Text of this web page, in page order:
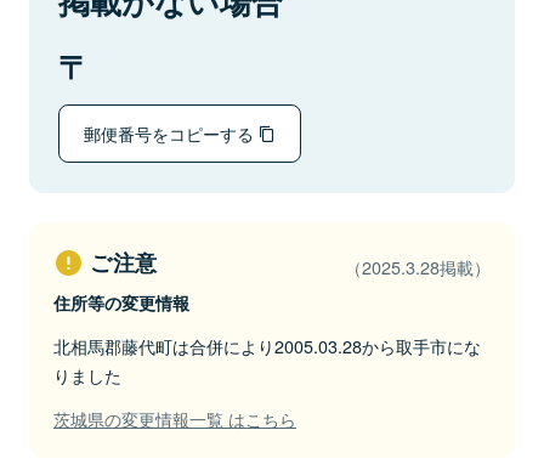
郵便番号をコピーする
ご注意 （2025.3.28掲載）
住所等の変更情報
北相馬郡藤代町は合併により2005.03.28から取手市にな
りました
茨城県の変更情報一覧 はこちら